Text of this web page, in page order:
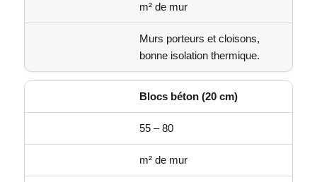
m² de mur
Murs porteurs et cloisons,
bonne isolation thermique.
Blocs béton (20 cm)
55 – 80
m² de mur